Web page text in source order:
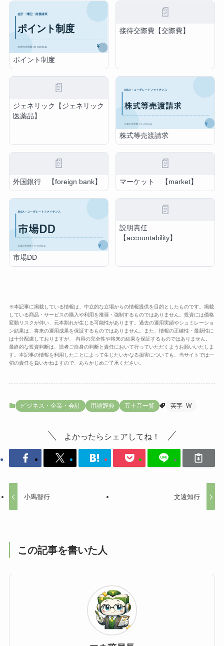
ポイント制度
📄
接待交際費【交際費】
📄
ジェネリック【ジェネリック
医薬品】
株式等売渡請求
📄
外国銀行 【foreign bank】
📄
マーケット 【market】
市場DD
📄
説明責任
【accountability】
※本記事に掲載している情報は、中立的な立場からの情報提供を目的としたものです。掲載
している商品・サービスの購入や利用を推奨・強制するものではありません。投資には価格
変動リスクが伴い、元本割れが生じる可能性があります。過去の運用実績やシュミレーショ
ン結果は、将来の運用成果を保証するものではありません。また、情報の正確性・最新性に
は十分配慮しておりますが、 内容の完全性や将来の結果を保証するものではありません。
最終的な投資判断は、読者ご自身の判断と責任において行っていただくようお願いいたしま
す。本記事の情報を利用したことによって生じたいかなる損害についても、当サイトでは一
切の責任を負いかねますので、あらかじめご了承ください。
ビジネス・企業・会計 用語辞典 五十音一覧 英字_W
よかったらシェアしてね！
小馬智行 文遠知行
この記事を書いた人